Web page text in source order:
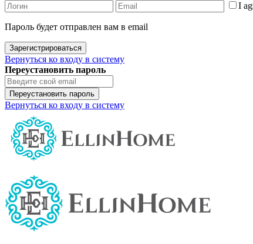
I
Пароль будет отправлен вам в email
Зарегистрироваться
Вернуться ко входу в систему
Переустановить пароль
Переустановить пароль
Вернуться ко входу в систему